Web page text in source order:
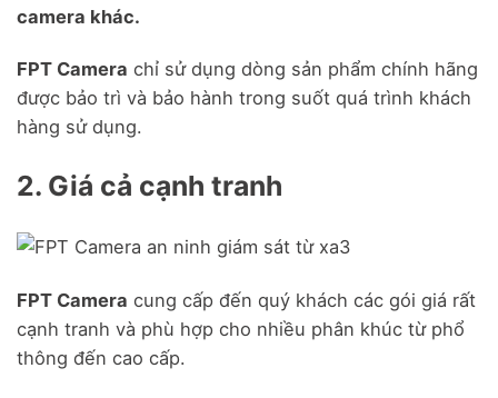
camera khác.
FPT Camera chỉ sử dụng dòng sản phẩm chính hãng
được bảo trì và bảo hành trong suốt quá trình khách
hàng sử dụng.
2. Giá cả cạnh tranh
FPT Camera cung cấp đến quý khách các gói giá rất
cạnh tranh và phù hợp cho nhiều phân khúc từ phổ
thông đến cao cấp.